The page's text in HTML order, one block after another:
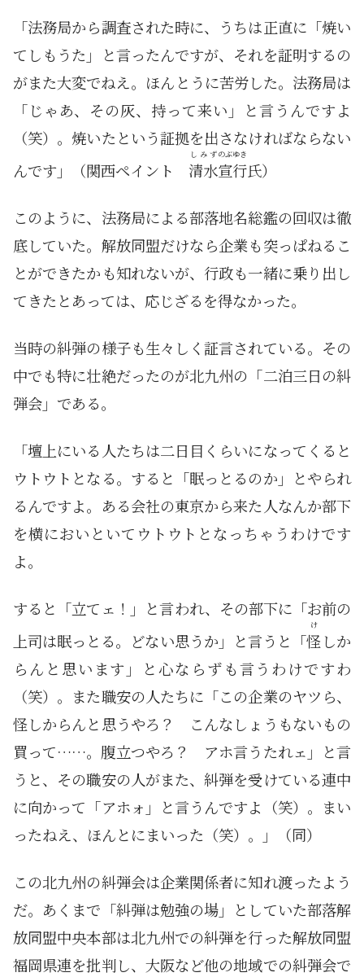
「法務局から調査された時に、うちは正直に「焼い
てしもうた」と言ったんですが、それを証明するの
がまた大変でねえ。ほんとうに苦労した。法務局は
「じゃあ、その灰、持って来い」と言うんですよ
（笑）。焼いたという証拠を出さなければならない
んです」（関西ペイント 清水
しみず
宣行
のぶゆき
氏）
このように、法務局による部落地名総鑑の回収は徹
底していた。解放同盟だけなら企業も突っぱねるこ
とができたかも知れないが、行政も一緒に乗り出し
てきたとあっては、応じざるを得なかった。
当時の糾弾の様子も生々しく証言されている。その
中でも特に壮絶だったのが北九州の「二泊三日の糾
弾会」である。
「壇上にいる人たちは二日目くらいになってくると
ウトウトとなる。すると「眠っとるのか」とやられ
るんですよ。ある会社の東京から来た人なんか部下
を横においといてウトウトとなっちゃうわけです
よ。
すると「立てェ！」と言われ、その部下に「お前の
上司は眠っとる。どない思うか」と言うと「怪
け
しか
らんと思います」と心ならずも言うわけですわ
（笑）。また職安の人たちに「この企業のヤツら、
怪しからんと思うやろ？ こんなしょうもないもの
買って……。腹立つやろ？ アホ言うたれェ」と言
うと、その職安の人がまた、糾弾を受けている連中
に向かって「アホォ」と言うんですよ（笑）。まい
ったねえ、ほんとにまいった（笑）。」（同）
この北九州の糾弾会は企業関係者に知れ渡ったよう
だ。あくまで「糾弾は勉強の場」としていた部落解
放同盟中央本部は北九州での糾弾を行った解放同盟
福岡県連を批判し、大阪など他の地域での糾弾会で